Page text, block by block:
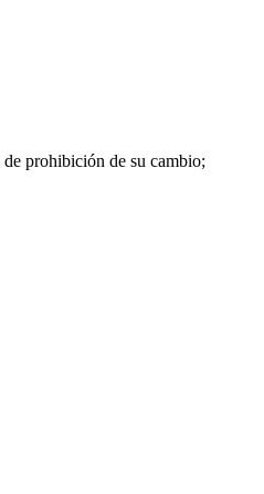
prohibición de su cambio;